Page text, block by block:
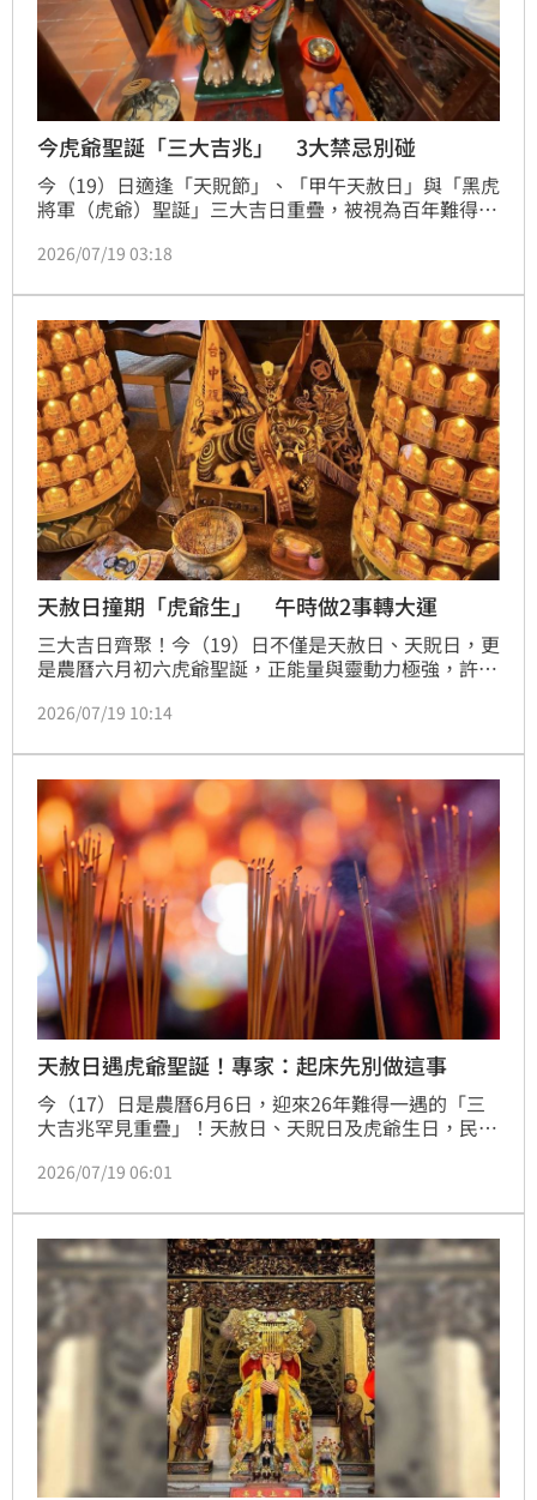
今虎爺聖誕「三大吉兆」 3大禁忌別碰
今（19）日適逢「天貺節」、「甲午天赦日」與「黑虎
將軍（虎爺）聖誕」三大吉日重疊，被視為百年難得一
最佳時機。命理專家王老師表示，依曆法推算，下一次
醒民眾把握機會，同時避開「3大禁忌」，以免影響運
勢、沖煞破財。
2026/07/19 03:18
天赦日撞期「虎爺生」 午時做2事轉大運
三大吉日齊聚！今（19）日不僅是天赦日、天貺日，更
是農曆六月初六虎爺聖誕，正能量與靈動力極強，許多
提醒，很多人其實「拜錯了」，跑去向天公求財，甚至
人，真正的關鍵其實是「拜虎爺」與把握「午時豔
陽」。
2026/07/19 10:14
天赦日遇虎爺聖誕！專家：起床先別做這事
今（17）日是農曆6月6日，迎來26年難得一遇的「三
大吉兆罕見重疊」！天赦日、天貺日及虎爺生日，民間
理專家湯鎮瑋提醒，今日一起床「不要開口說話」，以
運小事，迎接下半年好運。
2026/07/19 06:01